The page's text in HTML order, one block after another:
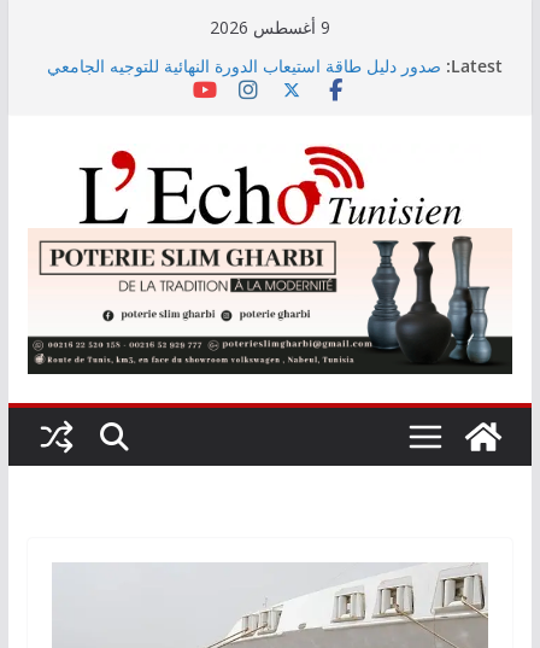
9 أغسطس 2026
Latest: صدور دليل طاقة استيعاب الدورة النهائية للتوجيه الجامعي
وزير التجهيز يتفقد سير أشغال مشروع المدخل الجنوبي
وزارة الأسرة: نسعى لاستكمال دراسة ميدانية حول ظاهرة
تسول الأطفال
مندوب عام حماية الطفولة يحذر